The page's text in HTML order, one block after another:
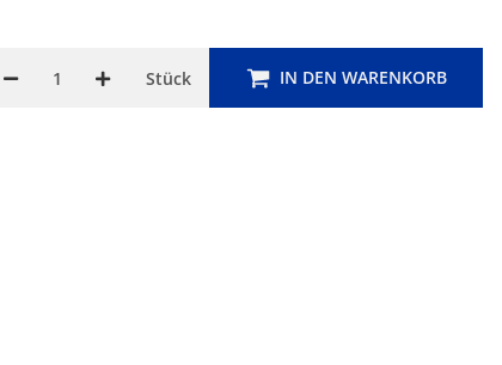
Stück IN DEN WARENKORB